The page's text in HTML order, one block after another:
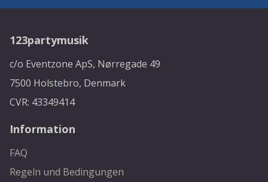
123partymusik
c/o Eventzone ApS, Nørregade 49
7500 Holstebro, Denmark
CVR: 43349414
Information
FAQ
Regeln und Bedingungen